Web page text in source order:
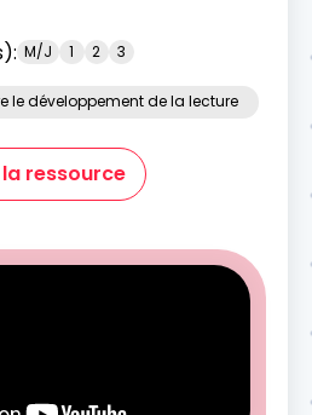
M/J 1 2 3
le développement de la lecture
ressource